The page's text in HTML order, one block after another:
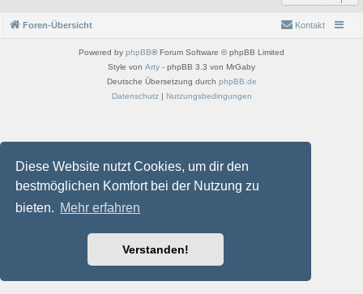
Diese Website nutzt Cookies, um dir den
bestmöglichen Komfort bei der Nutzung zu
bieten. Mehr erfahren
Verstanden!
Foren-Übersicht Kontakt
Powered by phpBB® Forum Software © phpBB Limited
Style von Arty - phpBB 3.3 von MrGaby
Deutsche Übersetzung durch phpBB.de
Datenschutz| Nutzungsbedingungen